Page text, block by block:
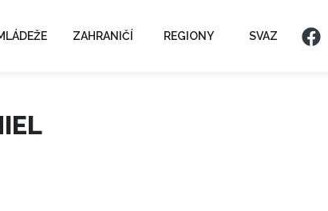
ZAHRANIČÍ REGIONY SVAZ